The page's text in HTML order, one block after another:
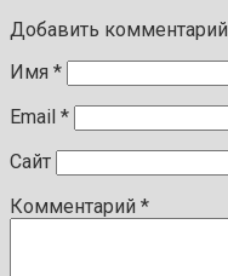
Добавить комментарий
Имя *
Email *
Сайт
Комментарий *